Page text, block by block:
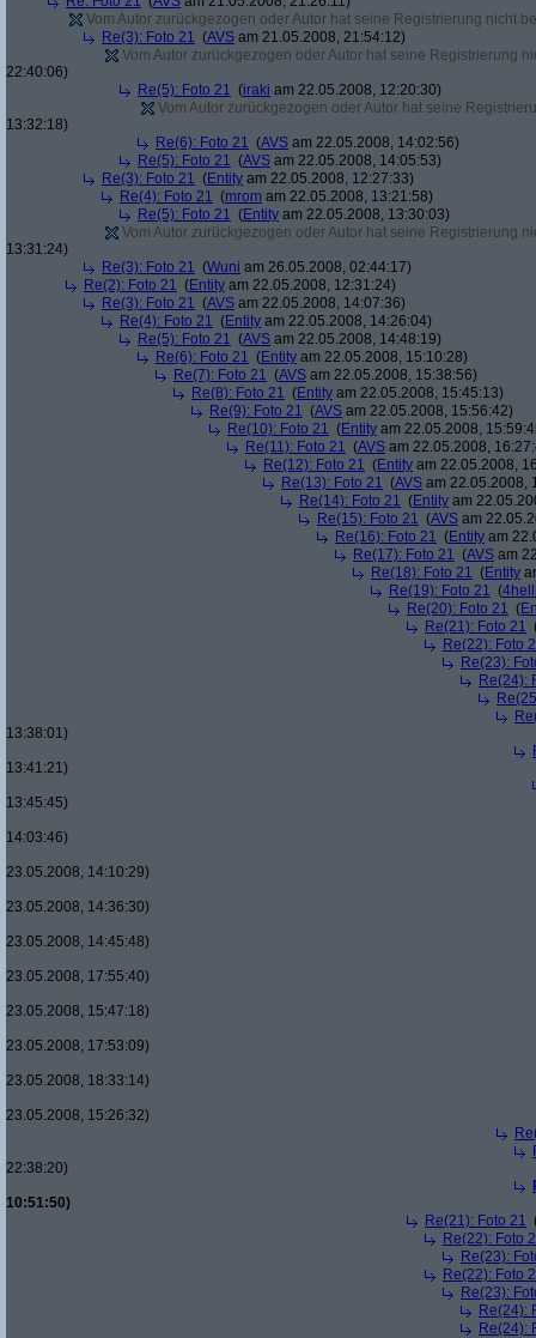
Vom Autor zurückgezogen oder Autor hat seine Registrierung nicht
Re(3): Foto 21 (AVS am 21.05.2008, 21:54:12)
Vom Autor zurückgezogen oder Autor hat seine Registrierung
22:40:06)
Re(5): Foto 21 (iraki am 22.05.2008, 12:20:30)
Vom Autor zurückgezogen oder Autor hat seine
13:32:18)
Re(6): Foto 21 (AVS am 22.05.2008, 14:02:56)
Re(5): Foto 21 (AVS am 22.05.2008, 14:05:53)
Re(3): Foto 21 (Entity am 22.05.2008, 12:27:33)
Re(4): Foto 21 (mrom am 22.05.2008, 13:21:58)
Re(5): Foto 21 (Entity am 22.05.2008, 13:30:03)
Vom Autor zurückgezogen oder Autor hat seine Registrierung
13:31:24)
Re(3): Foto 21 (Wuni am 26.05.2008, 02:44:17)
Re(2): Foto 21 (Entity am 22.05.2008, 12:31:24)
Re(3): Foto 21 (AVS am 22.05.2008, 14:07:36)
Re(4): Foto 21 (Entity am 22.05.2008, 14:26:04)
Re(5): Foto 21 (AVS am 22.05.2008, 14:48:19)
Re(6): Foto 21 (Entity am 22.05.2008, 15:10:28)
Re(7): Foto 21 (AVS am 22.05.2008, 15:38:56)
Re(8): Foto 21 (Entity am 22.05.2008, 15:45:13)
Re(9): Foto 21 (AVS am 22.05.2008, 15:56:42)
Re(10): Foto 21 (Entity am 22.05.2008,
Re(11): Foto 21 (AVS am 22.05.2008,
Re(12): Foto 21 (Entity am 22.05.2008,
Re(13): Foto 21 (AVS am 22.05.2008,
Re(14): Foto 21 (Entity am
Re(15): Foto 21 (AVS am
Re(16): Foto 21 (Entity am
Re(17): Foto 21 (AVS am
Re(18): Foto 21 (Entity
Re(19): Foto 21 (
Re(20): Foto 21 (
Re(21): Foto 21
Re(22): Foto
Re(23):
Re(24):
13:38:01)
13:41:21)
13:45:45)
14:03:46)
23.05.2008, 14:10:29)
23.05.2008, 14:36:30)
23.05.2008, 14:45:48)
23.05.2008, 17:55:40)
23.05.2008, 15:47:18)
23.05.2008, 17:53:09)
23.05.2008, 18:33:14)
23.05.2008, 15:26:32)
22:38:20)
10:51:50)
Re(21): Foto 21
Re(22): Foto
Re(23):
Re(22): Foto
Re(23):
Re(24):
Re(24):